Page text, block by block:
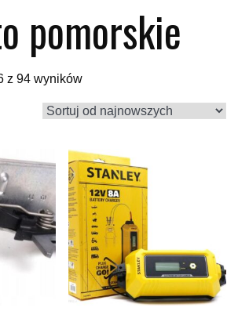
pomorskie
z 94 wynikówPosortowane
według
najnowszych